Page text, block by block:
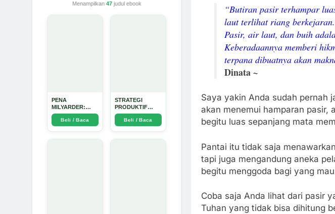
Menampilkan 47judul ebook
PENA
MILYARDER:
Kisah, Rahasia
Sukses, dan
Panduan Menjadi
Beli / Baca
STRATEGI
PRODUKTIF
MENULIS
UPDATE - Arda
Dinata
Beli / Baca
“Butiran pasir terhampar
laut terlihat riang
Pasir, air laut, dan buih
Keberadaannya memberi
terpana dibuatnya akan
Dinata ~
Saya yakin Anda sudah pernah
akan menemui hamparan pasir,
begitu luas sepanjang mata
Pantai itu tidak saja
tapi juga mengandung aneka
begitu menggoda bagi yang
Coba saja Anda lihat dari pasir
Tuhan yang tidak bisa dihitung